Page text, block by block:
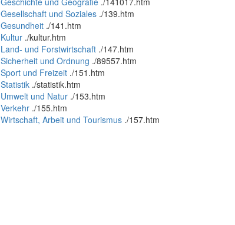
Gesellschaft und Soziales ./139.htm
Gesundheit ./141.htm
Kultur ./kultur.htm
Land- und Forstwirtschaft ./147.htm
Sicherheit und Ordnung ./89557.htm
Sport und Freizeit ./151.htm
Statistik ./statistik.htm
Umwelt und Natur ./153.htm
Verkehr ./155.htm
Wirtschaft, Arbeit und Tourismus ./157.htm